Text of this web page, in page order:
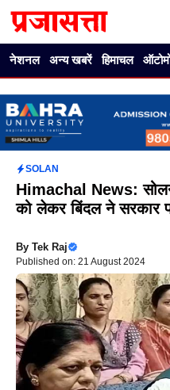
नेशनल अन्य खबरें हिमाचल
SOLAN
Himachal News: सोलन
को लेकर बिंदल ने सरकार
By Tek Raj
Published on: 21 August 2024